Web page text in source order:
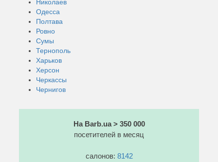
Николаев
Одесса
Полтава
Ровно
Сумы
Тернополь
Харьков
Херсон
Черкассы
Чернигов
На Barb.ua > 350 000
посетителей в месяц
салонов: 8142